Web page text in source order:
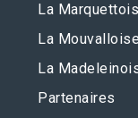
La
La Mouvalloise
La
Partenaires